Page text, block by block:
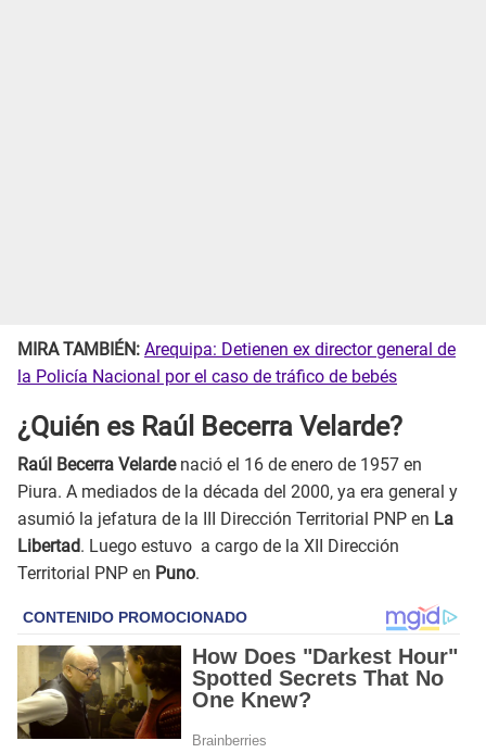
MIRA TAMBIÉN: Arequipa: Detienen ex director general de
la Policía Nacional por el caso de tráfico de bebés
¿Quién es Raúl Becerra Velarde?
Raúl Becerra Velardenació el 16 de enero de 1957 en
Piura. A mediados de la década del 2000, ya era general y
asumió la jefatura de la III Dirección Territorial PNP en La
Libertad. Luego estuvo a cargo de la XII Dirección
Territorial PNP en Puno.